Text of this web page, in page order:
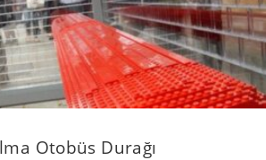
Otobüs Durağı